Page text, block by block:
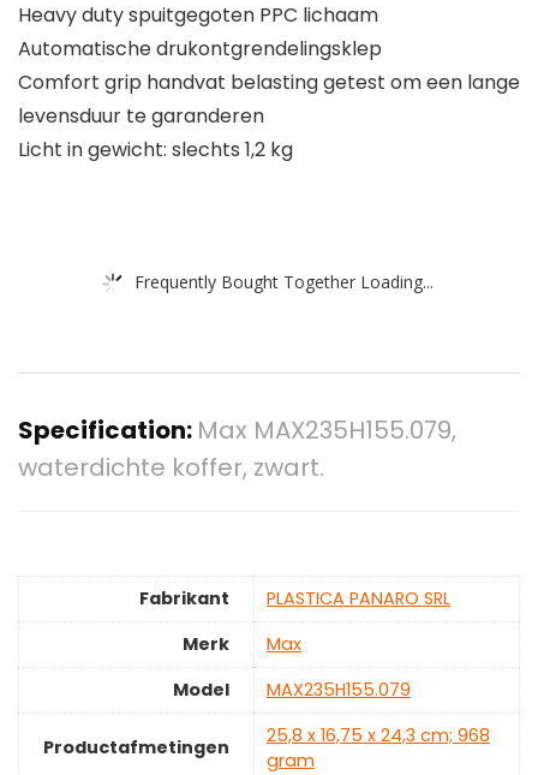
Heavy duty spuitgegoten PPC lichaam
Automatische drukontgrendelingsklep
Comfort grip handvat belasting getest om een lange
levensduur te garanderen
Licht in gewicht: slechts 1,2 kg
Frequently Bought Together Loading...
Specification: Max MAX235H155.079,
waterdichte koffer, zwart.
Fabrikant
‎PLASTICA PANARO SRL
Merk
‎Max
Model
‎MAX235H155.079
Productafmetingen
‎25,8 x 16,75 x 24,3 cm; 968
gram